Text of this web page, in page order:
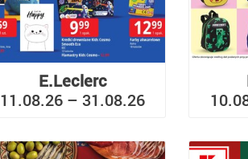
E.Leclerc
11.08.26 – 31.08.26